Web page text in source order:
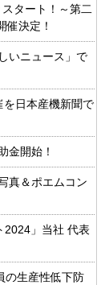
タート！～第二
催決定！
いニュース」で
日本産機新聞で
金開始！
真＆ポエムコン
2024」当社 代表
の生産性低下防